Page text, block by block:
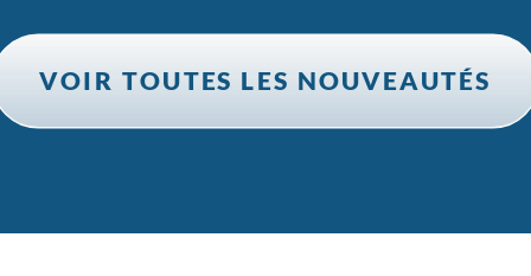
VOIR TOUTES LES NOUVEAUTÉS